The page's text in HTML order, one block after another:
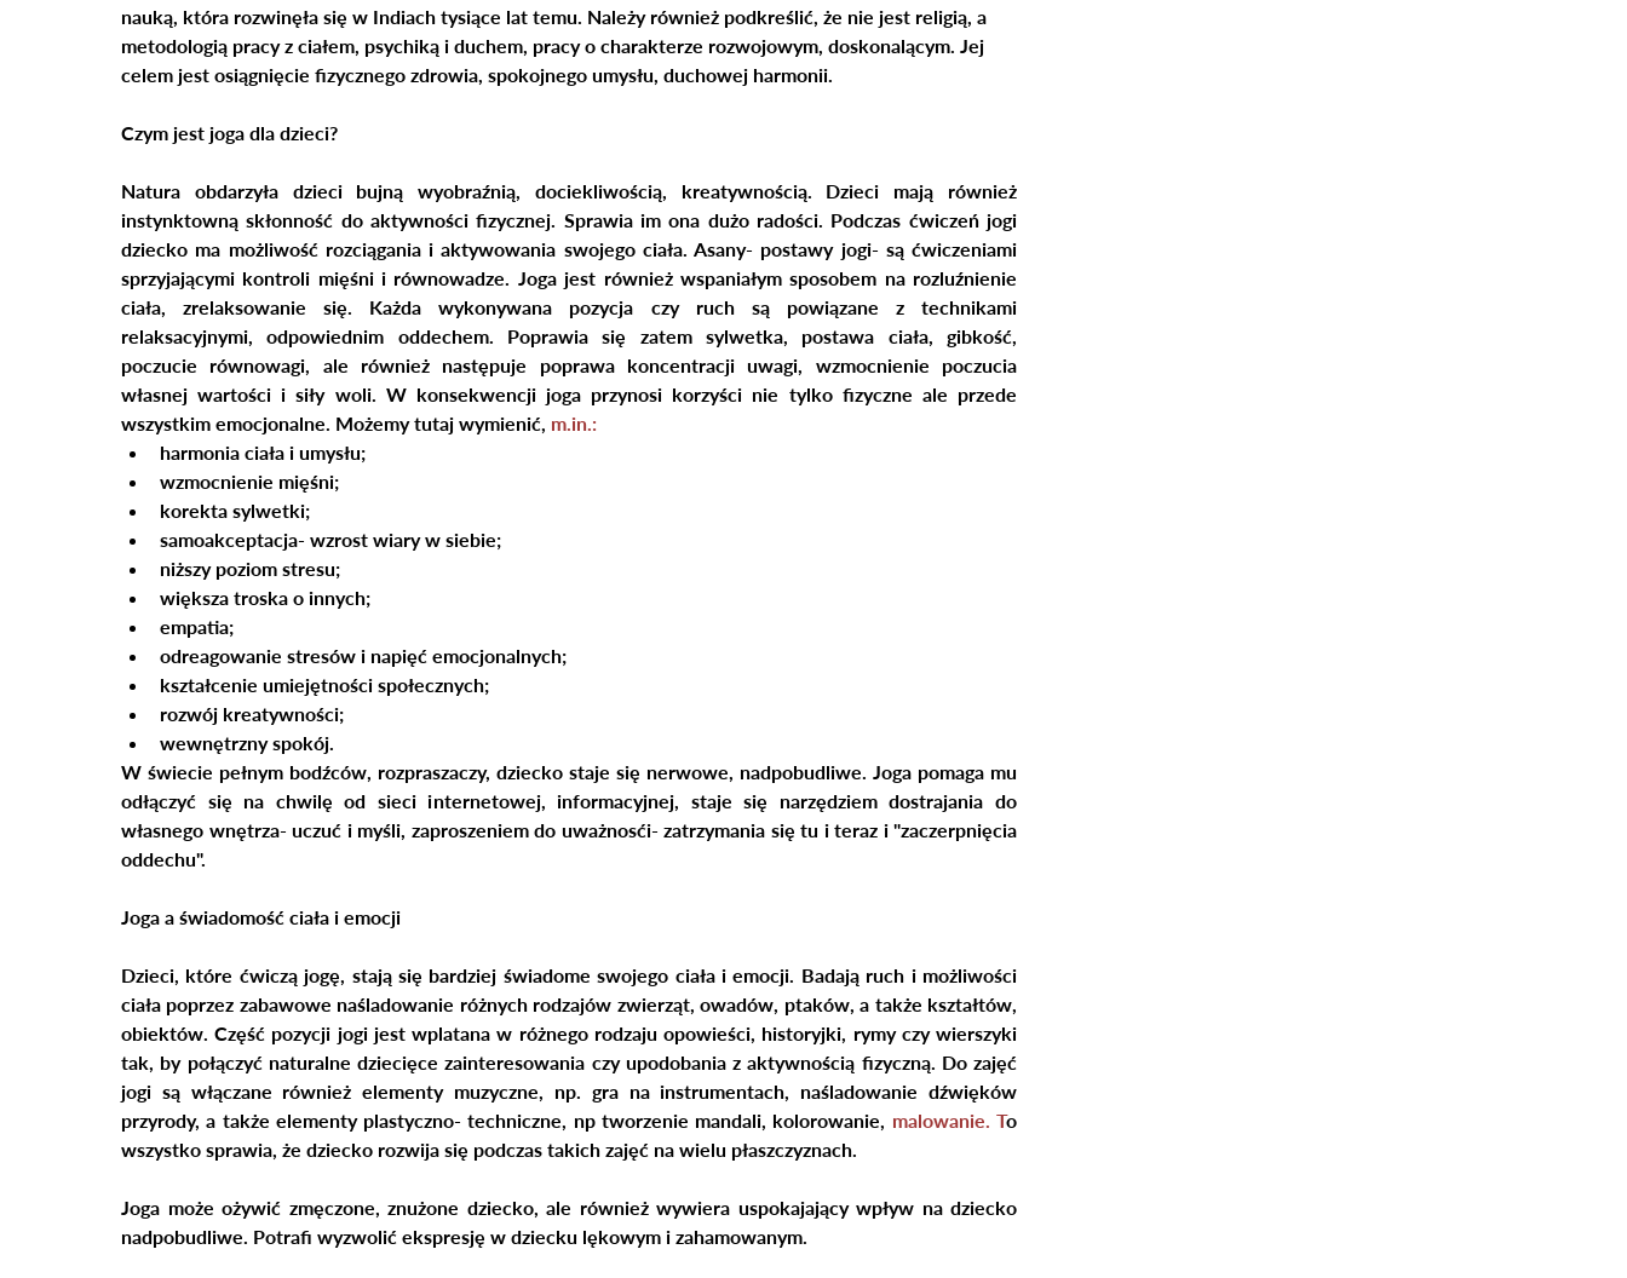
nauką, która rozwinęła się w Indiach tysiące lat temu. Należy również podkreślić, że nie jest religią, a
metodologią pracy z ciałem, psychiką i duchem, pracy o charakterze rozwojowym, doskonalącym. Jej
celem jest osiągnięcie fizycznego zdrowia, spokojnego umysłu, duchowej harmonii.
Czym jest joga dla dzieci?
Natura obdarzyła dzieci bujną wyobraźnią, dociekliwością, kreatywnością. Dzieci mają również
instynktowną skłonność do aktywności fizycznej. Sprawia im ona dużo radości. Podczas ćwiczeń jogi
dziecko ma możliwość rozciągania i aktywowania swojego ciała. Asany- postawy jogi- są ćwiczeniami
sprzyjającymi kontroli mięśni i równowadze. Joga jest również wspaniałym sposobem na rozluźnienie
ciała, zrelaksowanie się. Każda wykonywana pozycja czy ruch są powiązane z technikami
relaksacyjnymi, odpowiednim oddechem. Poprawia się zatem sylwetka, postawa ciała, gibkość,
poczucie równowagi, ale również następuje poprawa koncentracji uwagi, wzmocnienie poczucia
własnej wartości i siły woli. W konsekwencji joga przynosi korzyści nie tylko fizyczne ale przede
wszystkim emocjonalne. Możemy tutaj wymienić, m.in.:
harmonia ciała i umysłu;
wzmocnienie mięśni;
korekta sylwetki;
samoakceptacja- wzrost wiary w siebie;
niższy poziom stresu;
większa troska o innych;
empatia;
odreagowanie stresów i napięć emocjonalnych;
kształcenie umiejętności społecznych;
rozwój kreatywności;
wewnętrzny spokój.
W świecie pełnym bodźców, rozpraszaczy, dziecko staje się nerwowe, nadpobudliwe. Joga pomaga mu
odłączyć się na chwilę od sieci internetowej, informacyjnej, staje się narzędziem dostrajania do
własnego wnętrza- uczuć i myśli, zaproszeniem do uważnosći- zatrzymania się tu i teraz i "zaczerpnięcia
oddechu".
Joga a świadomość ciała i emocji
Dzieci, które ćwiczą jogę, stają się bardziej świadome swojego ciała i emocji. Badają ruch i możliwości
ciała poprzez zabawowe naśladowanie różnych rodzajów zwierząt, owadów, ptaków, a także kształtów,
obiektów. Część pozycji jogi jest wplatana w różnego rodzaju opowieści, historyjki, rymy czy wierszyki
tak, by połączyć naturalne dziecięce zainteresowania czy upodobania z aktywnością fizyczną. Do zajęć
jogi są włączane również elementy muzyczne, np. gra na instrumentach, naśladowanie dźwięków
przyrody, a także elementy plastyczno- techniczne, np tworzenie mandali, kolorowanie, malowanie. To
wszystko sprawia, że dziecko rozwija się podczas takich zajęć na wielu płaszczyznach.
Joga może ożywić zmęczone, znużone dziecko, ale również wywiera uspokajający wpływ na dziecko
nadpobudliwe. Potrafi wyzwolić ekspresję w dziecku lękowym i zahamowanym.